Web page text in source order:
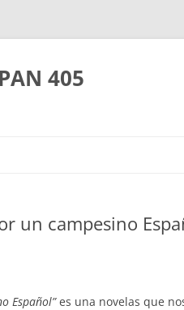
405
un campesino
Español”es una novelas que